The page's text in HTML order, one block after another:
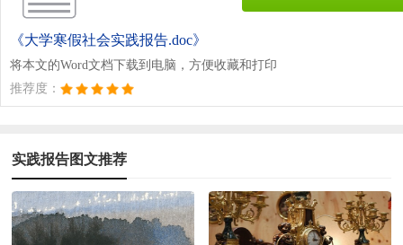
《大学寒假社会实践报告.doc》
将本文的Word文档下载到电脑，方便收藏和打印
推荐度：
实践报告图文推荐